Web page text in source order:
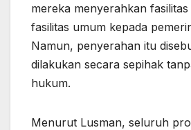
mereka menyerahkan
fasilitas umum kepada
Namun, penyerahan itu
dilakukan secara sepihak
hukum.
Menurut Lusman, seluruh